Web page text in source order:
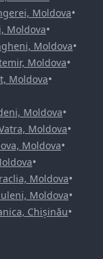
Moldova•
Moldova•
Moldova•
Moldova•
Moldova•
Moldova•
Moldova•
Moldova•
•
Moldova•
Moldova•
Chișinău•